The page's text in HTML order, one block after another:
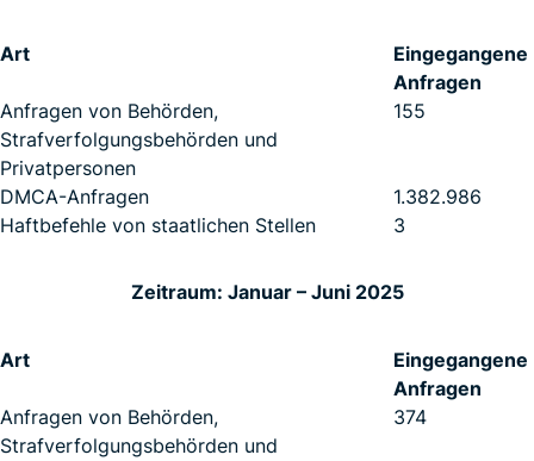
Art
Eingegangene
Anfragen
Anfragen von Behörden,
Strafverfolgungsbehörden und
Privatpersonen
155
DMCA-Anfragen
1.382.986
Haftbefehle von staatlichen Stellen
3
Zeitraum: Januar – Juni 2025
Art
Eingegangene
Anfragen
Anfragen von Behörden,
Strafverfolgungsbehörden und
374